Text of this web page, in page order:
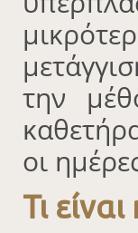
την
οι
Τι